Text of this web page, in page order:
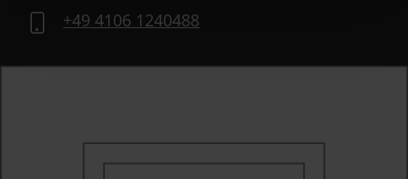
+49 4106 1240488